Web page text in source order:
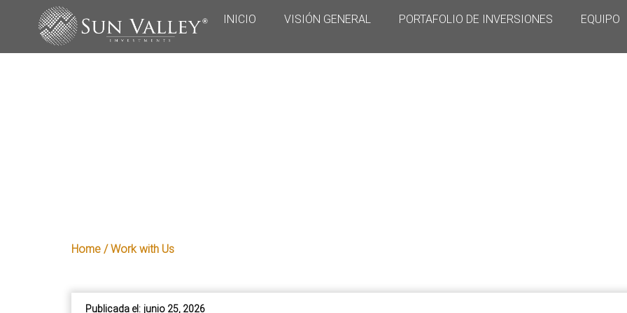
INICIO VISIÓN GENERAL PORTAFOLIO DE INVERSIONES EQUIPO
Home / Work with Us
Publicada el: junio 25, 2026